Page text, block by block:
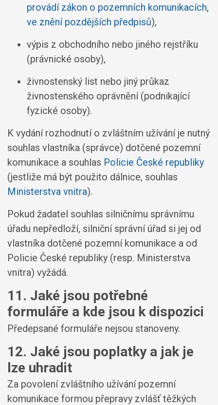
provádí zákon o pozemních komunikacích,
ve znění pozdějších předpisů),
výpis z obchodního nebo jiného rejstříku
(právnické osoby),
živnostenský list nebo jiný průkaz
živnostenského oprávnění (podnikající
fyzické osoby).
K vydání rozhodnutí o zvláštním užívání je nutný
souhlas vlastníka (správce) dotčené pozemní
komunikace a souhlas Policie České republiky
(jestliže má být použito dálnice, souhlas
Ministerstva vnitra).
Pokud žadatel souhlas silničnímu správnímu
úřadu nepředloží, silniční správní úřad si jej od
vlastníka dotčené pozemní komunikace a od
Policie České republiky (resp. Ministerstva
vnitra) vyžádá.
11. Jaké jsou potřebné
formuláře a kde jsou k dispozici
Předepsané formuláře nejsou stanoveny.
12. Jaké jsou poplatky a jak je
lze uhradit
Za povolení zvláštního užívání pozemní
komunikace formou přepravy zvlášť těžkých